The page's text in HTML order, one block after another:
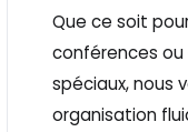
Que ce soit
conférences
spéciaux, nous
organisation